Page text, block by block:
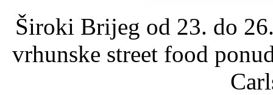
Široki Brijeg od 23. do
vrhunske street food